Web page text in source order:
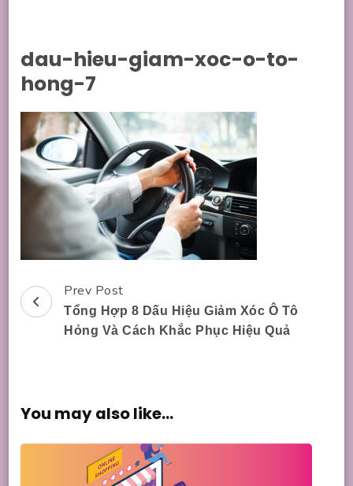
dau-hieu-giam-xoc-o-to-
hong-7
Post
Navigation
Prev Post
Tổng Hợp 8 Dấu Hiệu Giảm Xóc Ô Tô
Hỏng Và Cách Khắc Phục Hiệu Quả
You may also like...